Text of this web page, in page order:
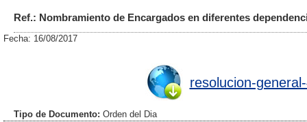
Ref.: Nombramiento de Encargados en diferentes
Fecha: 16/08/2017
resolucion-
Tipo de Documento: Orden del Dia